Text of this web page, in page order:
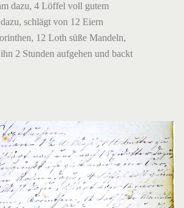
dazu, 4 Löffel voll gutem
schlägt von 12 Eiern
12 Loth süße Mandeln,
2 Stunden aufgehen und backt